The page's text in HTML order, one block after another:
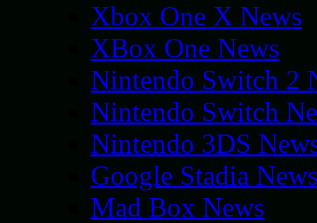
Xbox One X News
XBox One News
Nintendo Switch 2
Nintendo Switch
Nintendo 3DS
Google Stadia
Mad Box News